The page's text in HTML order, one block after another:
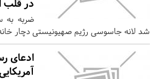
در قلب
ضربه به
شد لانه جاسوسی رژیم صهیونیستی دچار
ادعای